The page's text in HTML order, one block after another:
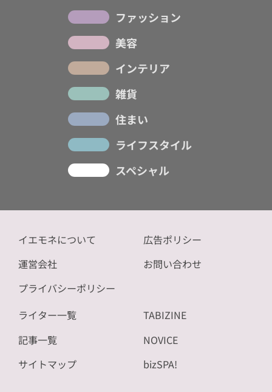
ファッション
美容
インテリア
雑貨
住まい
ライフスタイル
スペシャル
イエモネについて
運営会社
プライバシーポリシー
広告ポリシー
お問い合わせ
ライター一覧
記事一覧
サイトマップ
TABIZINE
NOVICE
bizSPA!